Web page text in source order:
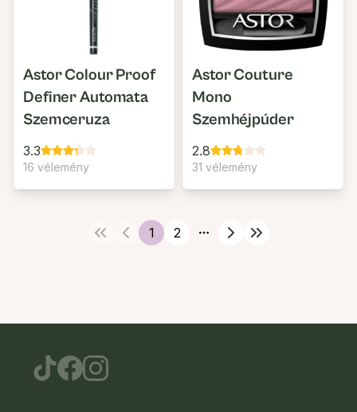
Astor Colour Proof
Definer Automata
Szemceruza
3.3
16 vélemény
Astor Couture
Mono
Szemhéjpúder
2.8
31 vélemény
1 2
More pages